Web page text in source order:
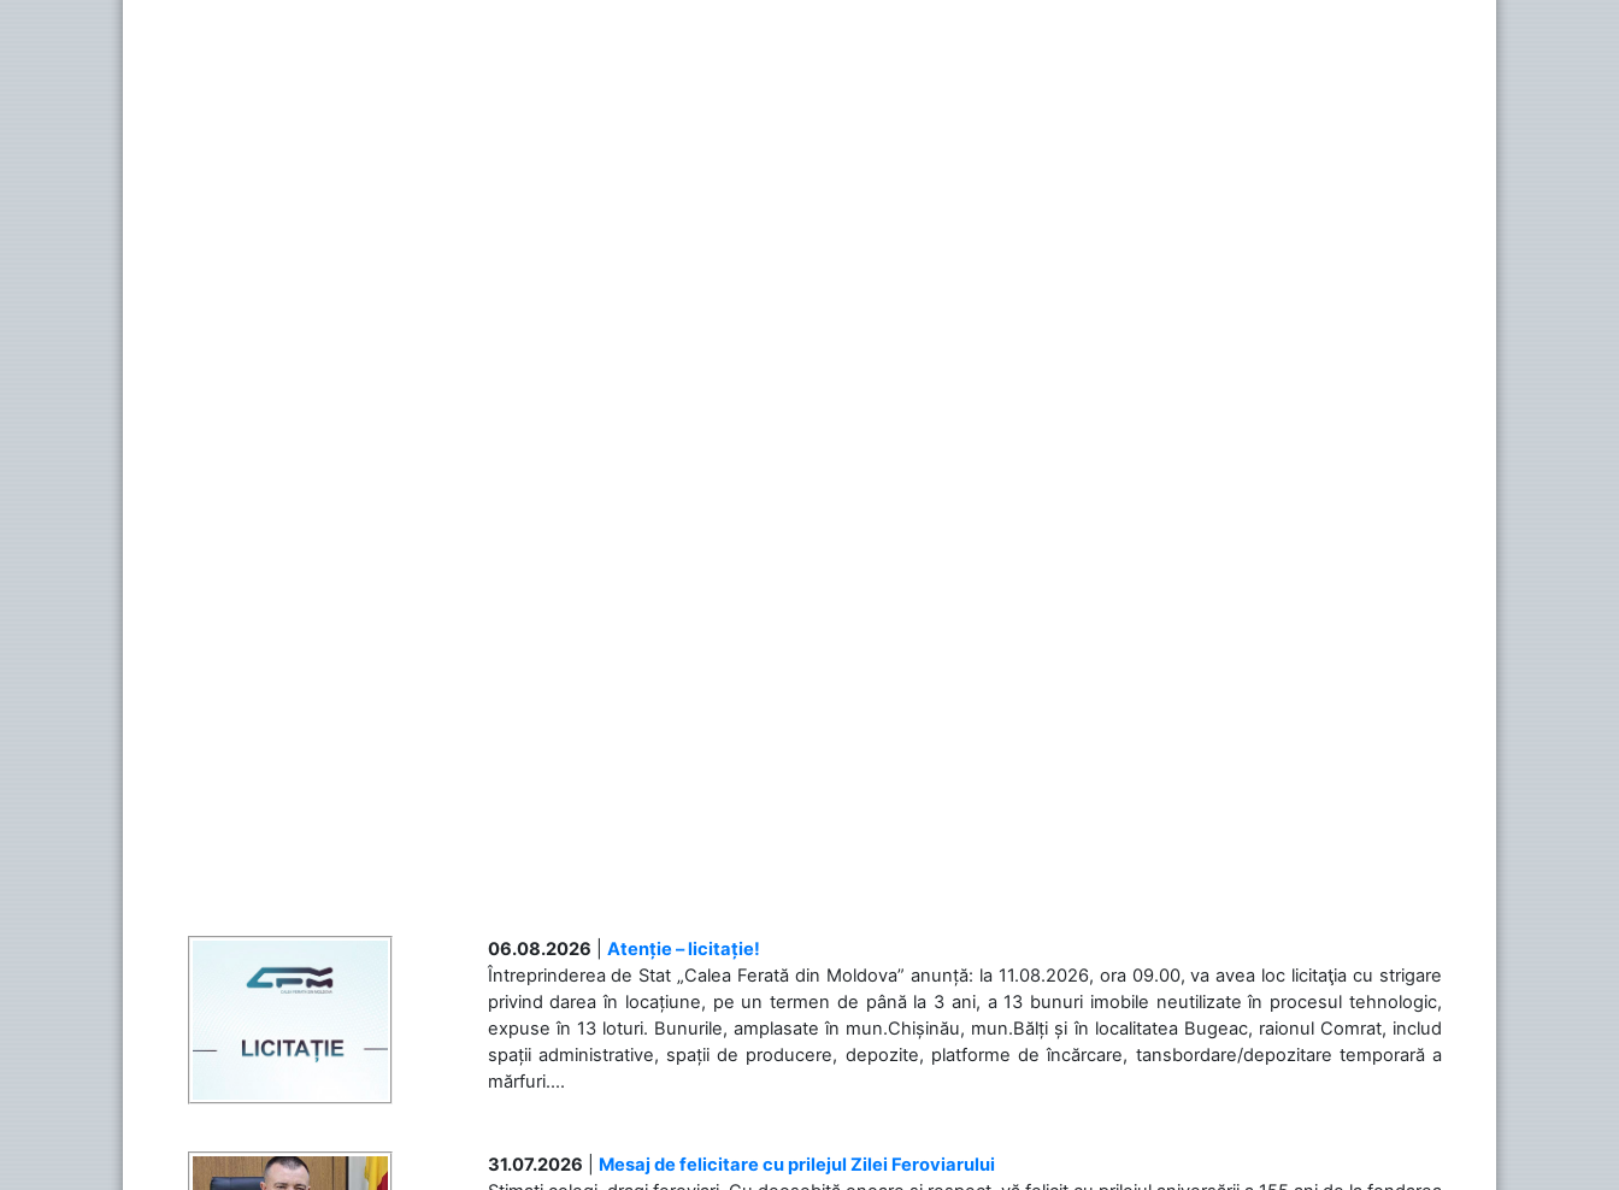
06.08.2026
Atenție – licitație!
Întreprinderea de Stat „Calea Ferată din Moldova” anunță: la 11.08.2026, ora 09.00, va avea loc licitaţia cu strigare
privind darea în locațiune, pe un termen de până la 3 ani, a 13 bunuri imobile neutilizate în procesul tehnologic,
expuse în 13 loturi. Bunurile, amplasate în mun.Chișinău, mun.Bălți și în localitatea Bugeac, raionul Comrat, includ
spații administrative, spații de producere, depozite, platforme de încărcare, tansbordare/depozitare temporară a
mărfuri....
31.07.2026
Mesaj de felicitare cu prilejul Zilei Feroviarului